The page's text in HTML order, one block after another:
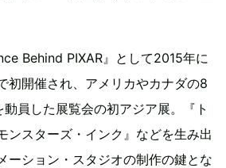
Behind PIXAR』として2015年に
初開催され、アメリカやカナダの8
員した展覧会の初アジア展。『ト
ンスターズ・インク』などを生み出
ーション・スタジオの制作の鍵とな